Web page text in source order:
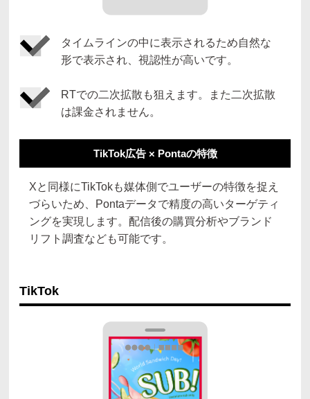
タイムラインの中に表示されるため自然な
形で表示され、視認性が高いです。
RTでの二次拡散も狙えます。また二次拡散
は課金されません。
TikTok広告 × Pontaの特徴
Xと同様にTikTokも媒体側でユーザーの特徴を捉え
づらいため、Pontaデータで精度の高いターゲティ
ングを実現します。配信後の購買分析やブランド
リフト調査なども可能です。
TikTok